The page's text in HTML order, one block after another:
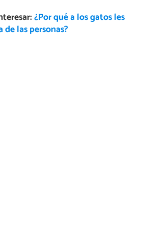
¿Por qué a los gatos les
las personas?